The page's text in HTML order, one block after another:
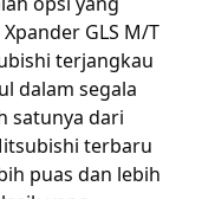
GLS M/T
terjangkau
dalam segala
satunya dari
terbaru
puas dan lebih